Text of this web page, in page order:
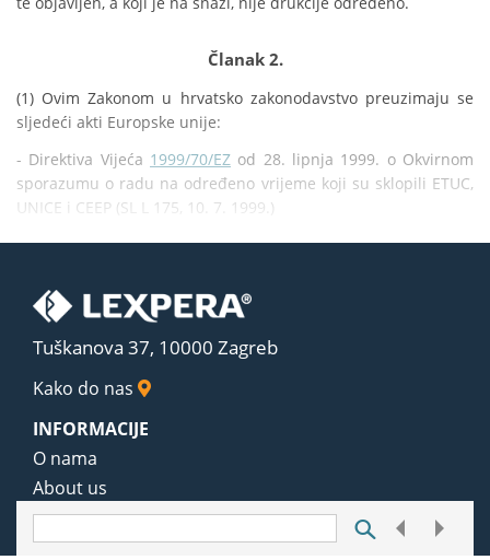
Članak 2.
(1) Ovim Zakonom u hrvatsko zakonodavstvo preuzimaju se
sljedeći akti Europske unije:
- Direktiva Vijeća 1999/70/EZ od 28. lipnja 1999. o Okvirnom
sporazumu o radu na određeno vrijeme koji su sklopili ETUC,
UNICE i CEEP (SL L 175, 10. 7. 1999.)
Tuškanova 37, 10000 Zagreb
Kako do nas
INFORMACIJE
O nama
About us
Uvjeti korištenja
Opći uvjeti poslovanja